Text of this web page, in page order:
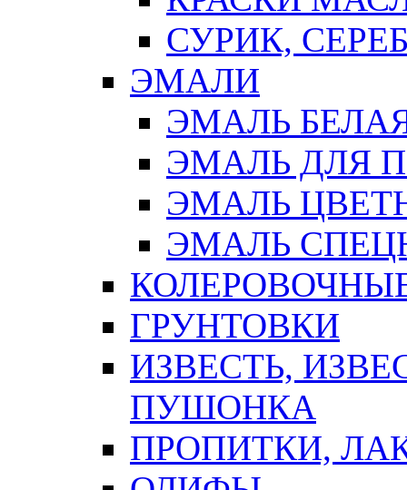
СУРИК,
ЭМАЛИ
ЭМАЛЬ
ЭМАЛЬ ДЛЯ
ЭМАЛЬ
ЭМАЛЬ
ГРУНТОВКИ
ИЗВЕСТЬ,
ПУШОНКА
ПРОПИТКИ,